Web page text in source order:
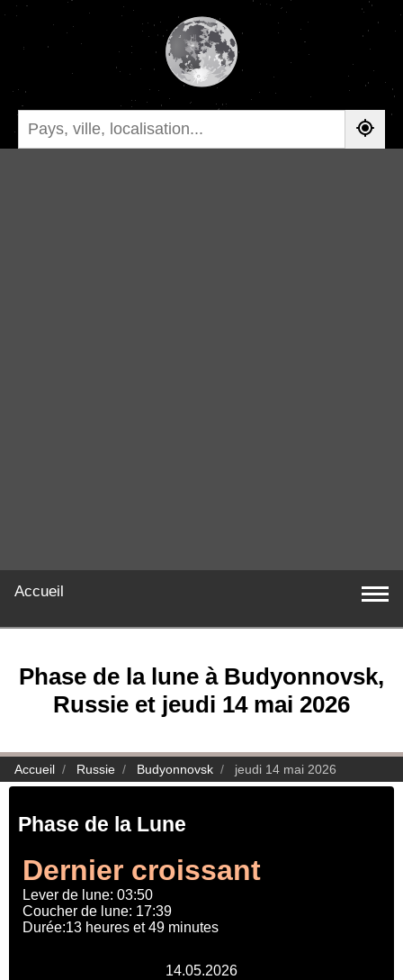
Accueil
Phase de la lune à Budyonnovsk,
Russie et jeudi 14 mai 2026
Accueil Russie Budyonnovsk jeudi 14 mai 2026
Phase de la Lune
Dernier croissant
Lever de lune: 03:50
Coucher de lune: 17:39
Durée:13 heures et 49 minutes
14.05.2026